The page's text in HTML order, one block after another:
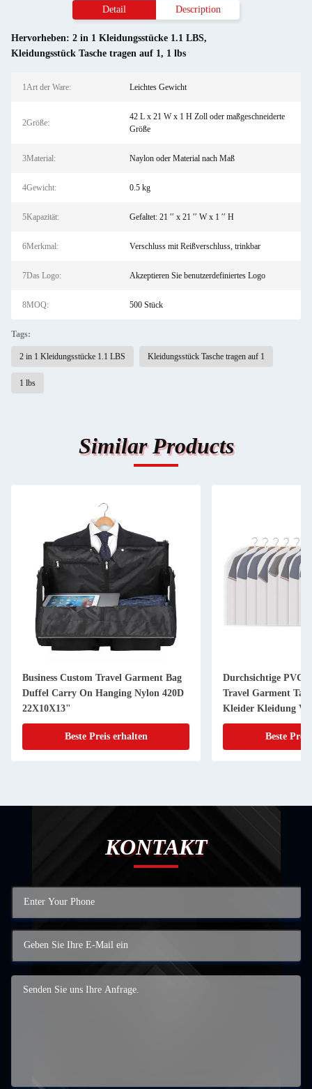
Detail Description
Hervorheben: 2 in 1 Kleidungsstücke 1.1 LBS,
Kleidungsstück Tasche tragen auf 1, 1 lbs
1Art der Ware: Leichtes Gewicht
2Größe:
42 L x 21 W x 1 H Zoll oder maßgeschneiderte
Größe
3Material: Naylon oder Material nach Maß
4Gewicht: 0.5 kg
5Kapazität: Gefaltet: 21 ′′ x 21 ′′ W x 1 ′′ H
6Merkmal: Verschluss mit Reißverschluss, trinkbar
7Das Logo: Akzeptieren Sie benutzerdefiniertes Logo
8MOQ: 500 Stück
Tags:
2 in 1 Kleidungsstücke 1.1 LBS Kleidungsstück Tasche tragen auf 1
1 lbs
Similar Products
Business Custom Travel Garment Bag
Duffel Carry On Hanging Nylon 420D
22X10X13"
Beste Preis erhalten
Durchsichtige PVC
Travel Garment
Kleider Kleidung
Beste
KONTAKT